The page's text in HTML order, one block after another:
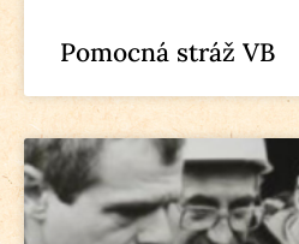
Pomocná stráž VB